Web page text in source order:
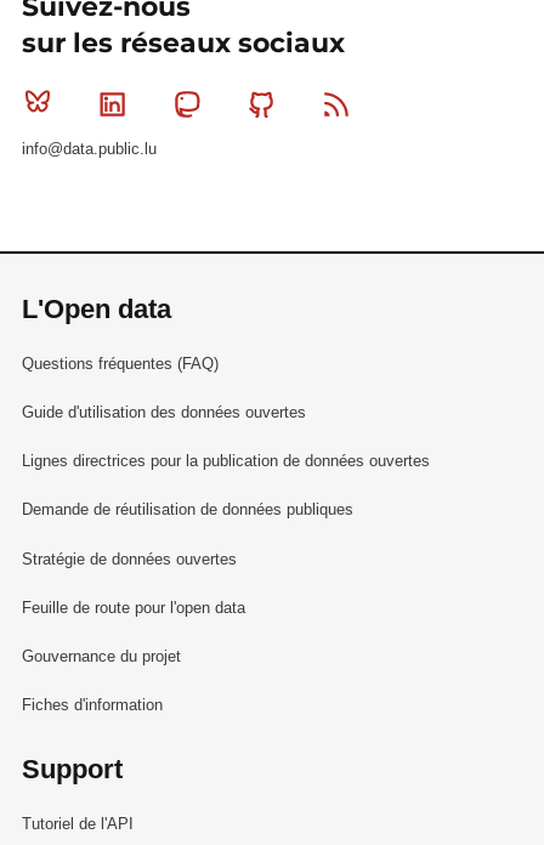
sur les réseaux sociaux
Bluesky Linkedin MastodonGithub
info@data.public.lu
L'Open data
Questions fréquentes (FAQ)
Guide d'utilisation des données ouvertes
Lignes directrices pour la publication de données ouvertes
Demande de réutilisation de données publiques
Stratégie de données ouvertes
Feuille de route pour l'open data
Gouvernance du projet
Fiches d'information
Support
Tutoriel de l'API